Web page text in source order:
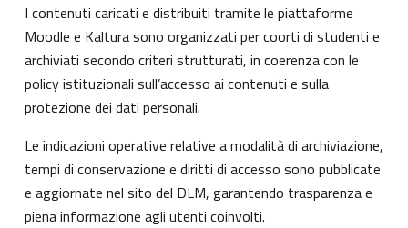
I contenuti caricati e distribuiti tramite le piattaforme
Moodle e Kaltura sono organizzati per coorti di studenti e
archiviati secondo criteri strutturati, in coerenza con le
policy istituzionali sull’accesso ai contenuti e sulla
protezione dei dati personali.
Le indicazioni operative relative a modalità di archiviazione,
tempi di conservazione e diritti di accesso sono pubblicate
e aggiornate nel sito del DLM, garantendo trasparenza e
piena informazione agli utenti coinvolti.